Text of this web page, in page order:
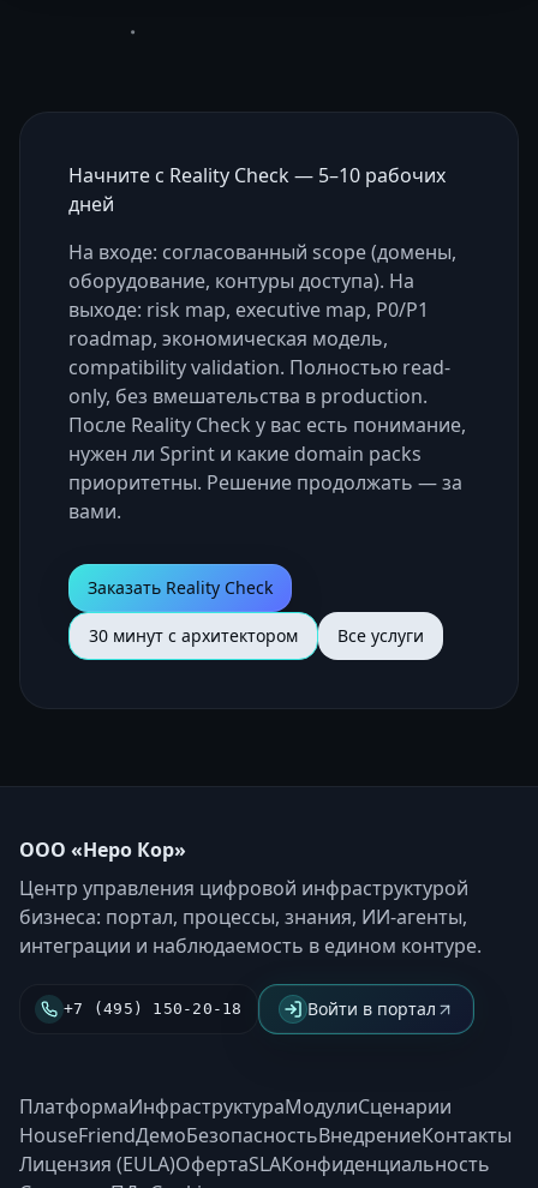
Начните с Reality Check — 5–10 рабочих
дней
На входе: согласованный scope (домены,
оборудование, контуры доступа). На
выходе: risk map, executive map, P0/P1
roadmap, экономическая модель,
compatibility validation. Полностью read-
only, без вмешательства в production.
После Reality Check у вас есть понимание,
нужен ли Sprint и какие domain packs
приоритетны. Решение продолжать — за
вами.
Заказать Reality Check
30 минут с архитектором Все услуги
ООО «Неро Кор»
Центр управления цифровой инфраструктурой
бизнеса: портал, процессы, знания, ИИ-агенты,
интеграции и наблюдаемость в едином контуре.
+7 (495) 150-20-18 Войти в портал
ПлатформаИнфраструктураМодулиСценарии
HouseFriendДемоБезопасностьВнедрениеКонтакты
Лицензия (EULA)ОфертаSLAКонфиденциальность